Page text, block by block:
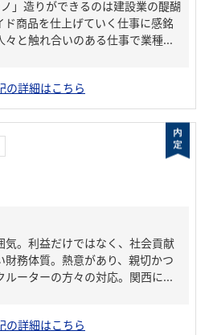
」造りができるのは建設業の醍醐
商品を仕上げていく仕事に感銘
々と触れ合いのある仕事で業種...
の詳細はこちら
気。利益だけではなく、社会貢献
務体質。熱意があり、親切かつ
ルーターの方々の対応。関西に...
の詳細はこちら